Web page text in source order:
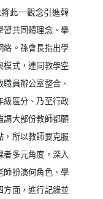
此一觀念引進韓
習共同體理念、舉
絡。孫會長指出學
模式，連同教學空
員辦公室整合、
級區分、乃至行政
調大部份教師都願
，所以教師要克服
者多元角度，深入
師扮演何角色、學
方面，進行記錄並